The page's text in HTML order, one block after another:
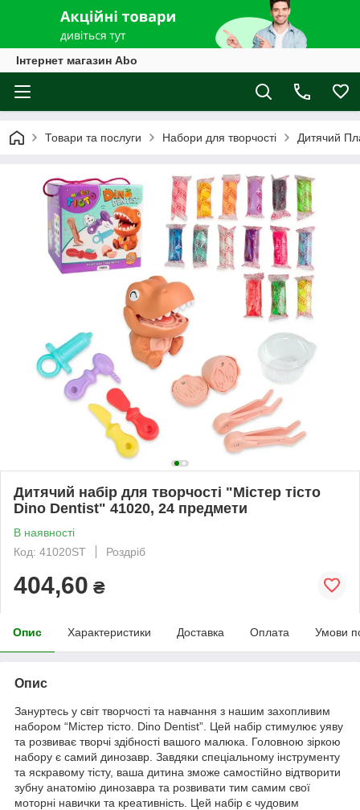
Інтернет магазин Abo
Товари та послуги Набори для творчості Дитячий
Дитячий набір для творчості "Містер тісто
Dino Dentist" 41020, 24 предмети
В наявності
Код: 41020ST
Роздріб
404,60 ₴
Опис Характеристики Доставка Оплата Умови
Опис
Зануртесь у світ творчості та навчання з нашим захопливим
набором “Містер тісто. Dino Dentist”. Цей набір стимулює уяву
та розвиває творчі здібності вашого малюка. Головною зіркою
набору є самий динозавр. Завдяки спеціальному інструменту
та яскравому тісту, ваша дитина зможе самостійно відтворити
зубну анатомію динозавра та розвивати тим самим свої
моторні навички та креативність. Цей набір є чудовим